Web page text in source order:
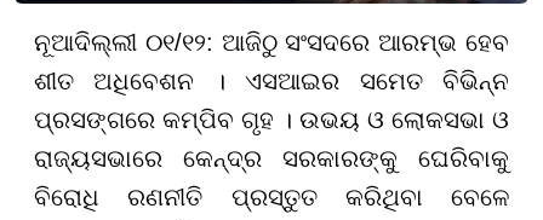
ନୂଆଦିଲ୍ଲୀ ୦୧/୧୨: ଆଜିଠୁ ସଂସଦରେ ଆରମ୍ଭ ହେବ
ଶୀତ ଅଧିବେଶନ । ଏସଆଇର ସମେତ ବିଭିନ୍ନ
ପ୍ରସଙ୍ଗରେ କମ୍ପିବ ଗୃହ । ଉଭୟ ଓ ଲୋକସଭା ଓ
ରାଜ୍ୟସଭାରେ କେନ୍ଦ୍ର ସରକାରଙ୍କୁ ଘେରିବାକୁ
ବିରୋଧି ରଣନୀତି ପ୍ରସ୍ତୁତ କରିଥିବା ବେଳେ